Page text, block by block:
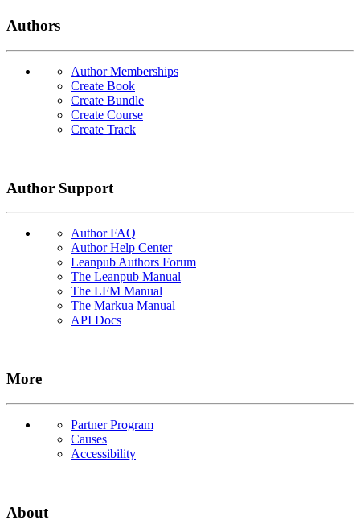
Authors
Author Memberships
Create Book
Create Bundle
Create Course
Create Track
Author Support
Author FAQ
Author Help Center
Leanpub Authors Forum
The Leanpub Manual
The LFM Manual
The Markua Manual
API Docs
More
Partner Program
Causes
Accessibility
About